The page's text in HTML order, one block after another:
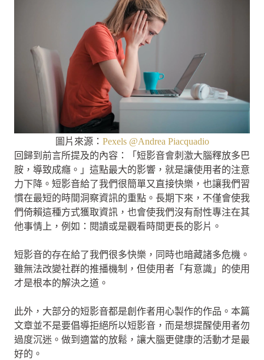
圖片來源： Pexels @Andrea Piacquadio
回歸到前言所提及的內容：「短影音會刺激大腦釋放多巴
胺，導致成癮。」這點最大的影響，就是讓使用者的注意
力下降。短影音給了我們很簡單又直接快樂，也讓我們習
慣在最短的時間洞察資訊的重點。長期下來，不僅會使我
們倚賴這種方式獲取資訊，也會使我們沒有耐性專注在其
他事情上，例如：閱讀或是觀看時間更長的影片。
短影音的存在給了我們很多快樂，同時也暗藏諸多危機。
雖無法改變社群的推播機制，但使用者「有意識」的使用
才是根本的解決之道。
此外，大部分的短影音都是創作者用心製作的作品。本篇
文章並不是要倡導拒絕所以短影音，而是想提醒使用者勿
過度沉迷。做到適當的放鬆，讓大腦更健康的活動才是最
好的。